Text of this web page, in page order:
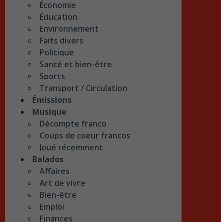
Économie
Éducation
Environnement
Faits divers
Politique
Santé et bien-être
Sports
Transport / Circulation
Émissions
Musique
Décompte franco
Coups de coeur francos
Joué récemment
Balados
Affaires
Art de vivre
Bien-être
Emploi
Finances